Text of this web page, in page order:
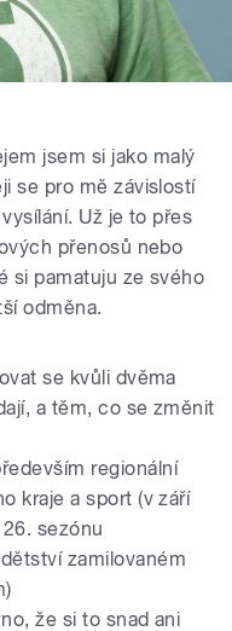
jsem si jako malý
se pro mě závislostí
Už je to přes
přenosů nebo
si pamatuju ze svého
odměna.
se kvůli dvěma
a těm, co se změnit
regionální
kraje a sport (v září
sezónu
zamilovaném
že si to snad ani